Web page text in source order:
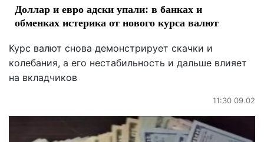
Доллар и евро адски упали: в банках и
обменках истерика от нового курса валют
Курс валют снова демонстрирует скачки и
колебания, а его нестабильность и дальше влияет
на вкладчиков
11:30 09.02